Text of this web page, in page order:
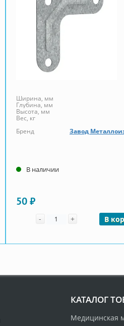
Ширина, мм
Глубина, мм
Высота, мм
Вес, кг
Бренд
Завод
В наличии
50 ₽
- Количество
+ В
КАТАЛОГ
Медицинская